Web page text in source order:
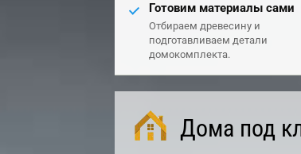
Готовим материалы сами
Отбираем древесину и
подготавливаем детали
домокомплекта.
Дома под